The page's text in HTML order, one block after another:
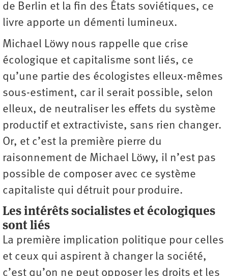
de Berlin et la fin des États soviétiques, ce
livre apporte un démenti lumineux.
Michael Löwy nous rappelle que crise
écologique et capitalisme sont liés, ce
qu’une partie des écologistes elleux-mêmes
sous-­estiment, car il serait possible, selon
elleux, de neutraliser les effets du système
productif et extractiviste, sans rien changer.
Or, et c’est la première pierre du
raisonnement de Michael Löwy, il n’est pas
possible de composer avec ce système
capitaliste qui détruit pour produire.
Les intérêts socialistes et écologiques
sont liés
La première implication politique pour celles
et ceux qui aspirent à changer la société,
c’est qu’on ne peut opposer les droits et les